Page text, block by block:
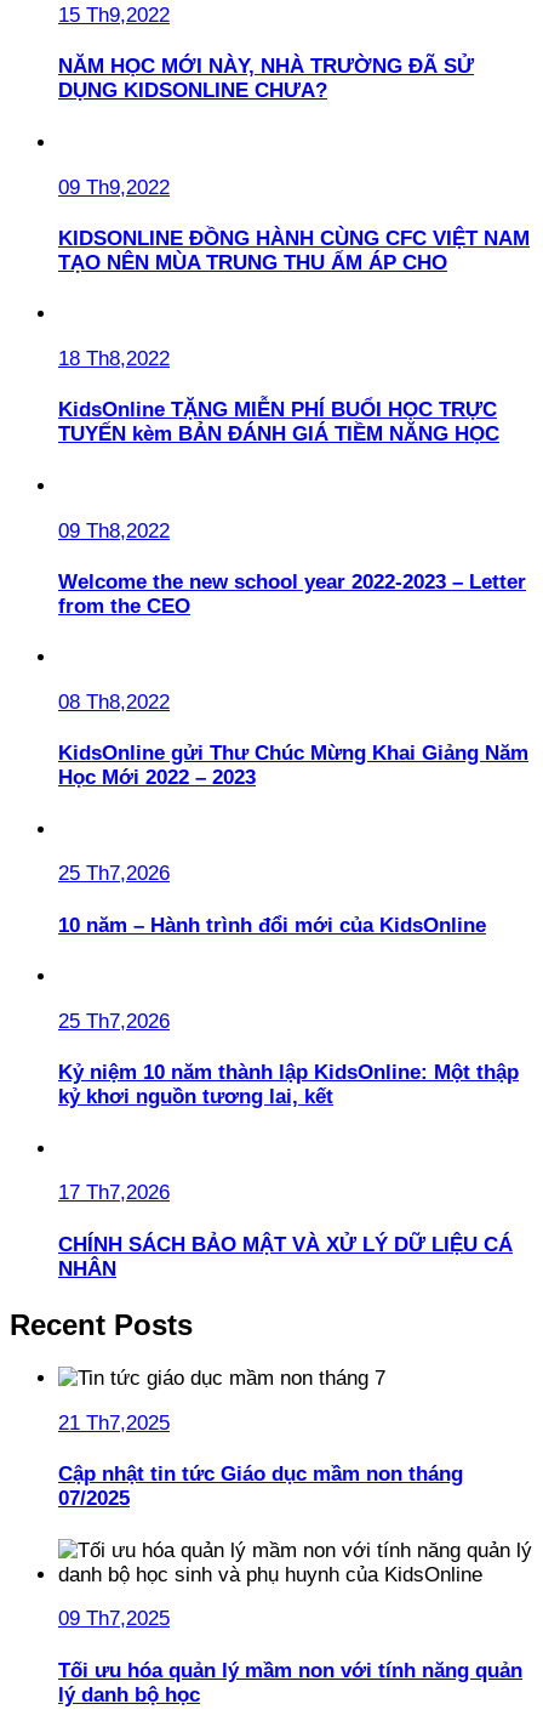
15 Th9,2022
NĂM HỌC MỚI NÀY, NHÀ TRƯỜNG ĐÃ SỬ
DỤNG KIDSONLINE CHƯA?
09 Th9,2022
KIDSONLINE ĐỒNG HÀNH CÙNG CFC VIỆT NAM
TẠO NÊN MÙA TRUNG THU ẤM ÁP CHO
18 Th8,2022
KidsOnline TẶNG MIỄN PHÍ BUỔI HỌC TRỰC
TUYẾN kèm BẢN ĐÁNH GIÁ TIỀM NĂNG HỌC
09 Th8,2022
Welcome the new school year 2022-2023 – Letter
from the CEO
08 Th8,2022
KidsOnline gửi Thư Chúc Mừng Khai Giảng Năm
Học Mới 2022 – 2023
25 Th7,2026
10 năm – Hành trình đổi mới của KidsOnline
25 Th7,2026
Kỷ niệm 10 năm thành lập KidsOnline: Một thập
kỷ khơi nguồn tương lai, kết
17 Th7,2026
CHÍNH SÁCH BẢO MẬT VÀ XỬ LÝ DỮ LIỆU CÁ
NHÂN
Recent Posts
21 Th7,2025
Cập nhật tin tức Giáo dục mầm non tháng
07/2025
09 Th7,2025
Tối ưu hóa quản lý mầm non với tính năng quản
lý danh bộ học